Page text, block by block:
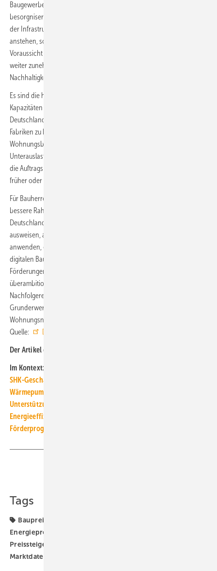
Baugewerbe (ZDB), bezeichnet die Entwicklungen als
besorgniserregend: „Während sowohl im Wohnungsbau, als auch in
der Infrastruktur oder bei der Energiewende wahre Mammutaufgaben
anstehen, schrumpft das Bauvolumen in Deutschland aller
Voraussicht nach in diesem Jahr. Sollte der Druck auf die Branche
weiter zunehmen, geraten die Bau-, Sanierungs- und
Nachhaltigkeitsziele in Deutschland immer mehr in Gefahr.
Es sind die hiesigen mittelständischen Bauunternehmen, die ihre
Kapazitäten in den letzten 15 Jahren ausgebaut hatten, um
Deutschlands Straßen, Brücken, Windräder, Wohnhäuser, Schulen und
Fabriken zu bauen und zu sanieren. Aber schon jetzt sind im
Wohnungsbau aufgrund der ausbleibenden Auftragseingänge
Unterauslastungen absehbar. Es muss jetzt alles dafür getan werden,
die Auftragsrückgänge zu stoppen. Andernfalls wird die Branche
früher oder später Kapazitäten abbauen müssen.“
Für Bauherren und die Baubranche fordert Pakleppa von der Politik
bessere Rahmenbedingungen. „Wir müssen das Bauen in
Deutschland endlich einfacher machen. Das bedeutet: Mehr Bauland
ausweisen, alle bestehenden Regelungen zum Baugebot konsequent
anwenden, ein Behördenportal einrichten sowie den vollständig
digitalen Bauantrag samt Genehmigungsverfahren einführen, mehr
Förderungen im Neubau zur Verfügung stellen und vom
überambitionierten und zu teuren EH-40-Standard entkoppeln, eine
Nachfolgeregelung für das Baukindergeld finden, die
Grunderwerbssteuer senken und Sonderabschreibungen im sozialen
Wohnungsneubau auf 10 % ausweiten.“ ■
Quelle:
Destatis
Der Artikel gehört zur
Im Kontext:
SHK-Geschäftsklima in 2022-Q4 stabil im positiven Bereich
Wärmepumpenbranche fordert industriepolitische
Unterstützung
Energieeffizienzgesetz: Kanzler-Machtwort ist bisher folgenlos
Förderprogramm „Klimafreundlicher Neubau“ ab März 2023
Tags
Baupreise
Energiepreise
Preissteigerung
Marktdaten